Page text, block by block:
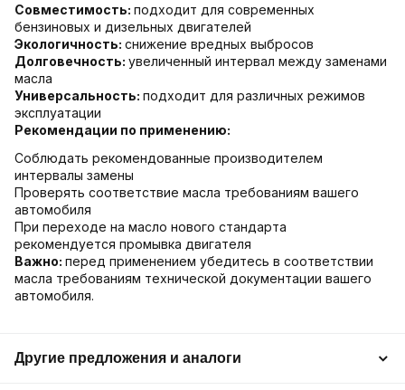
Совместимость: подходит для современных
бензиновых и дизельных двигателей
Экологичность: снижение вредных выбросов
Долговечность: увеличенный интервал между заменами
масла
Универсальность: подходит для различных режимов
эксплуатации
Рекомендации по применению:
Соблюдать рекомендованные производителем
интервалы замены
Проверять соответствие масла требованиям вашего
автомобиля
При переходе на масло нового стандарта
рекомендуется промывка двигателя
Важно: перед применением убедитесь в соответствии
масла требованиям технической документации вашего
автомобиля.
Другие предложения и аналоги